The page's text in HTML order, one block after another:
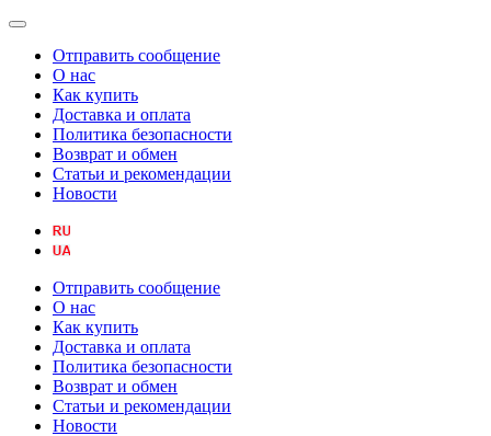
Отправить сообщение
О нас
Как купить
Доставка и оплата
Политика безопасности
Возврат и обмен
Статьи и рекомендации
Новости
Отправить сообщение
О нас
Как купить
Доставка и оплата
Политика безопасности
Возврат и обмен
Статьи и рекомендации
Новости